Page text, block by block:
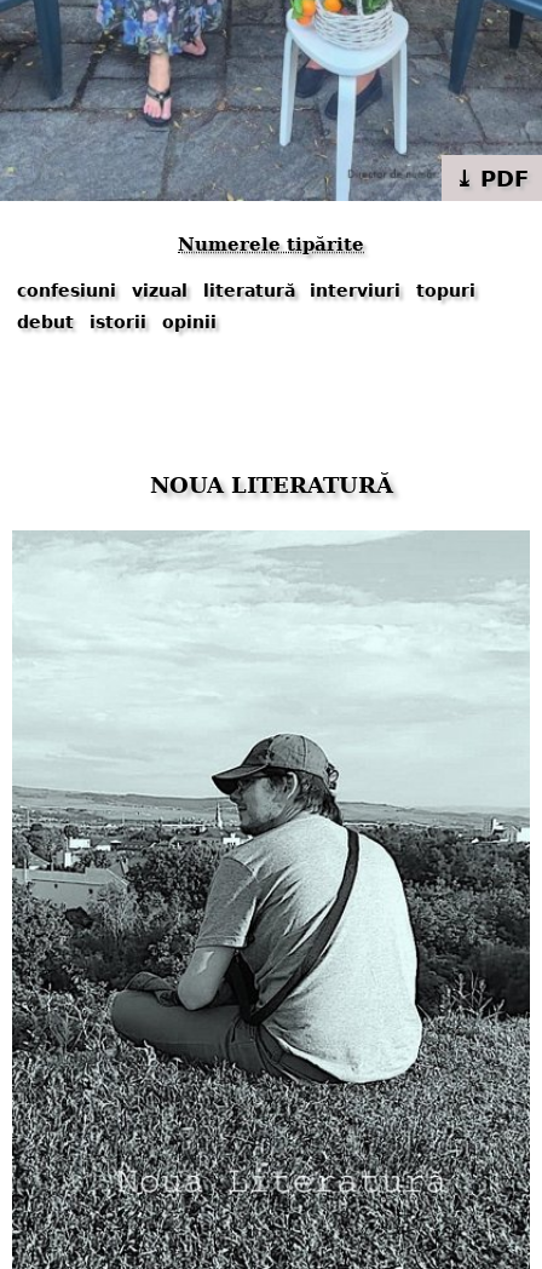
⤓ PDF
Numerele tipărite
confesiuni vizual literatură interviuri
topuri
debut
istorii opinii
NOUA LITERATURĂ